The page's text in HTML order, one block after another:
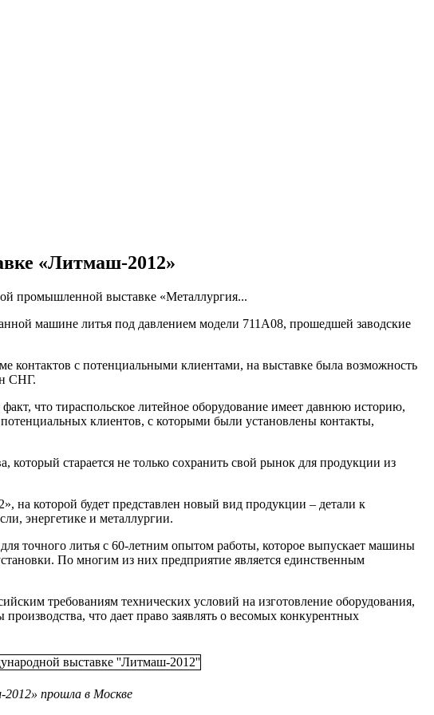
«Литмаш-2012»
промышленной выставке «Металлургия...
машине литья под давлением модели 711А08, прошедшей заводские
контактов с потенциальными клиентами, на выставке была возможность
СНГ.
что тираспольское литейное оборудование имеет давнюю историю,
клиентов, с которыми были установлены контакты,
который старается не только сохранить свой рынок для продукции из
на которой будет представлен новый вид продукции – детали к
энергетике и металлургии.
точного литья с 60-летним опытом работы, которое выпускает машины
По многим из них предприятие является единственным
требованиям технических условий на изготовление оборудования,
что дает право заявлять о весомых конкурентных
прошла в Москве